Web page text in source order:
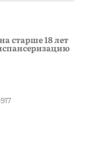
старше 18 лет